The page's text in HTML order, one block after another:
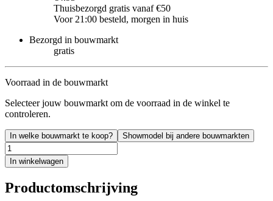
Thuisbezorgd gratis vanaf €50
Voor 21:00 besteld, morgen in huis
Bezorgd in bouwmarkt
gratis
Voorraad in de bouwmarkt
Selecteer jouw bouwmarkt om de voorraad in de winkel te
controleren.
In welke bouwmarkt te koop? Showmodel bij andere bouwmarkten
In winkelwagen
Productomschrijving